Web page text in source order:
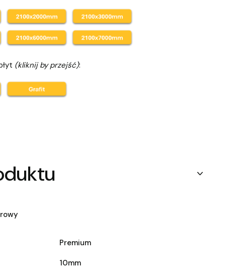
(kliknij by przejść):
Premium
10mm